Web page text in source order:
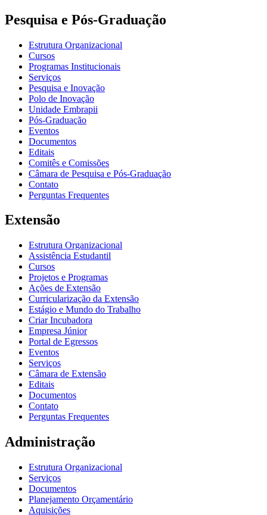
Pesquisa e Pós-Graduação
Estrutura Organizacional
Cursos
Programas Institucionais
Serviços
Pesquisa e Inovação
Polo de Inovação
Unidade Embrapii
Pós-Graduação
Eventos
Documentos
Editais
Comitês e Comissões
Câmara de Pesquisa e Pós-Graduação
Contato
Perguntas Frequentes
Extensão
Estrutura Organizacional
Assistência Estudantil
Cursos
Projetos e Programas
Ações de Extensão
Curricularização da Extensão
Estágio e Mundo do Trabalho
Criar Incubadora
Empresa Júnior
Portal de Egressos
Eventos
Serviços
Câmara de Extensão
Editais
Documentos
Contato
Perguntas Frequentes
Administração
Estrutura Organizacional
Serviços
Documentos
Planejamento Orçamentário
Aquisições